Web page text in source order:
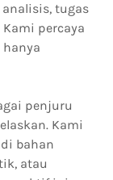
tugas
percaya
penjuru
Kami
bahan
atau